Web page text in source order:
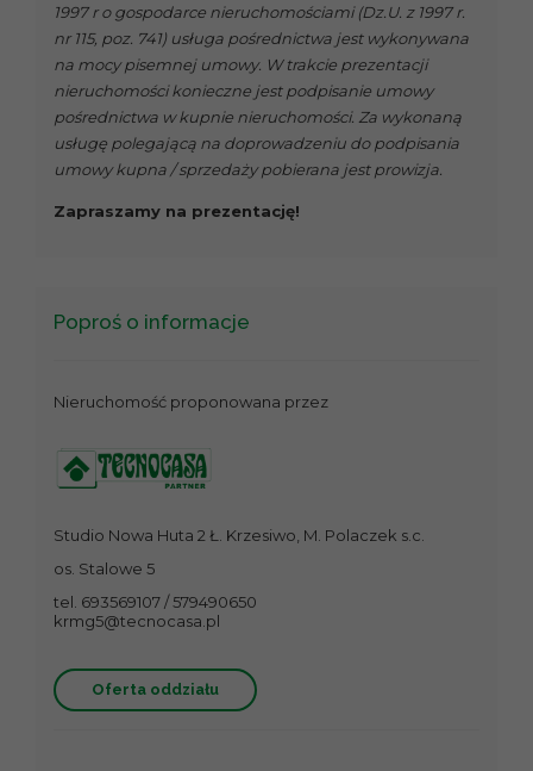
1997 r o gospodarce nieruchomościami (Dz.U. z 1997 r.
nr 115, poz. 741) usługa pośrednictwa jest wykonywana
na mocy pisemnej umowy. W trakcie prezentacji
nieruchomości konieczne jest podpisanie umowy
pośrednictwa w kupnie nieruchomości. Za wykonaną
usługę polegającą na doprowadzeniu do podpisania
umowy kupna / sprzedaży pobierana jest prowizja.
Zapraszamy na prezentację!
Poproś o informacje
Nieruchomość proponowana przez
Studio Nowa Huta 2 Ł. Krzesiwo, M. Polaczek s.c.
os. Stalowe 5
tel. 693569107 / 579490650
krmg5@tecnocasa.pl
Oferta oddziału